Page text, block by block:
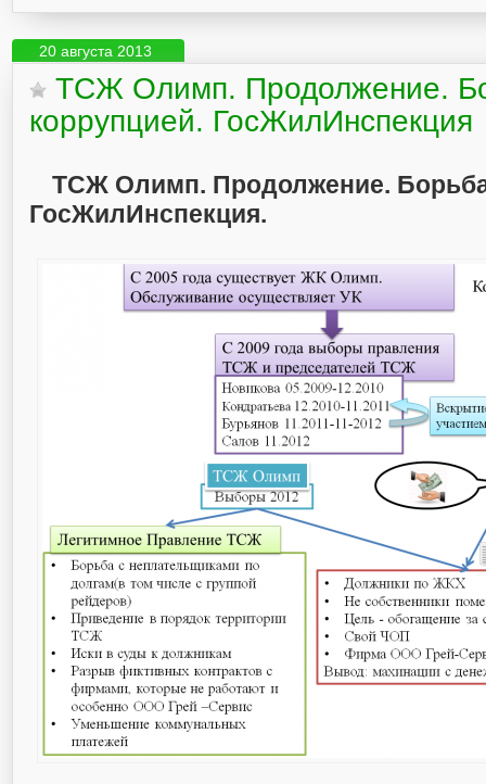
20 августа 2013
ТСЖ Олимп. Продолжение.
коррупцией. ГосЖилИнспекция
ТСЖ Олимп. Продолжение.
ГосЖилИнспекция.